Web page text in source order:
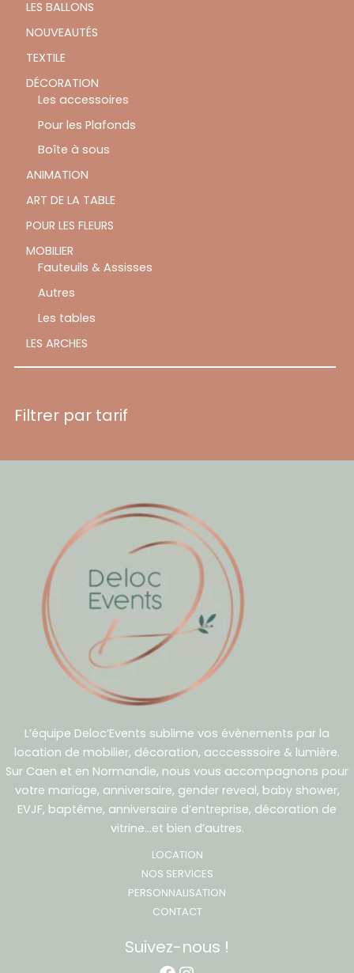
LES BALLONS
NOUVEAUTÉS
TEXTILE
DÉCORATION
Les accessoires
Pour les Plafonds
Boîte à sous
ANIMATION
ART DE LA TABLE
POUR LES FLEURS
MOBILIER
Fauteuils & Assisses
Autres
Les tables
LES ARCHES
Filtrer par tarif
L’équipe Deloc’Events sublime vos évènements par la
location de mobilier, décoration, acccesssoire & lumière.
Sur Caen et en Normandie, nous vous accompagnons pour
votre mariage, anniversaire, gender reveal, baby shower,
EVJF, baptême, anniversaire d’entreprise, décoration de
vitrine…et bien d’autres.
LOCATION
NOS SERVICES
PERSONNALISATION
CONTACT
Suivez-nous !